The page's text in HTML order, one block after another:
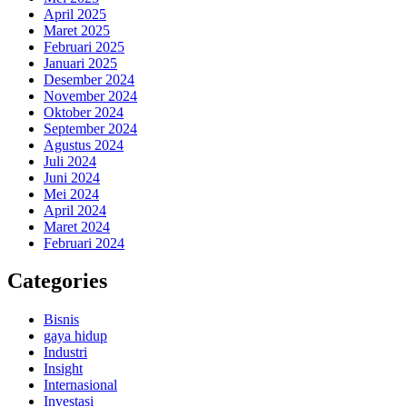
April 2025
Maret 2025
Februari 2025
Januari 2025
Desember 2024
November 2024
Oktober 2024
September 2024
Agustus 2024
Juli 2024
Juni 2024
Mei 2024
April 2024
Maret 2024
Februari 2024
Categories
Bisnis
gaya hidup
Industri
Insight
Internasional
Investasi